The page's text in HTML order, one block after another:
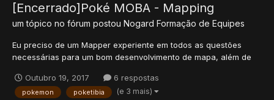
[Encerrado]Poké MOBA - Mapping
um tópico no fórum postou Nogard Formação de Equipes
Eu preciso de um Mapper experiente em todos as questões
necessárias para um bom desenvolvimento de mapa, além de
atualizando o arquivo .otb quando necessário.
Outubro 19, 2017 6 respostas
pokemon poketibia (e 3 mais)